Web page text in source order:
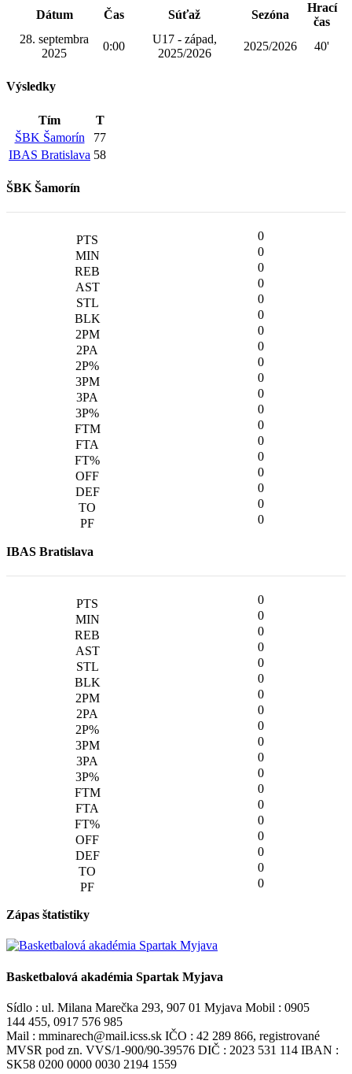
Dátum Čas Súťaž Sezóna
Hrací
čas
28. septembra
2025
0:00
U17 - západ,
2025/2026
2025/2026 40'
Výsledky
Tím
T
ŠBK Šamorín
77
IBAS Bratislava 58
ŠBK Šamorín
0
0
0
0
0
0
0
0
0
0
0
0
0
0
0
0
0
0
0
IBAS Bratislava
0
0
0
0
0
0
0
0
0
0
0
0
0
0
0
0
0
0
0
Zápas štatistiky
Basketbalová akadémia Spartak Myjava
Sídlo : ul. Milana Marečka 293, 907 01 Myjava Mobil : 0905
144 455, 0917 576 985
Mail : mminarech@mail.icss.sk IČO : 42 289 866, registrované
MVSR pod zn. VVS/1-900/90-39576 DIČ : 2023 531 114 IBAN :
SK58 0200 0000 0030 2194 1559